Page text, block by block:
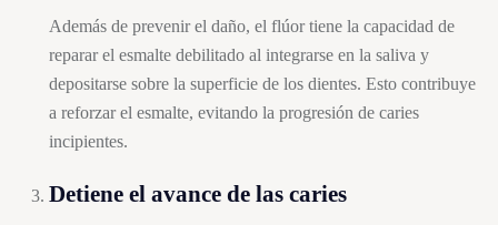
Además de prevenir el daño, el flúor tiene la capacidad de
reparar el esmalte debilitado al integrarse en la saliva y
depositarse sobre la superficie de los dientes. Esto contribuye
a reforzar el esmalte, evitando la progresión de caries
incipientes.
Detiene el avance de las caries